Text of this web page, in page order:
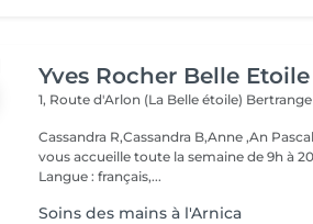
Yves Rocher Belle Etoile
1, Route d'Arlon (La Belle étoile)
Cassandra R,Cassandra B,Anne ,An
vous accueille toute la semaine de 9h à
Langue : français,...
Soins des mains à l'Arnica